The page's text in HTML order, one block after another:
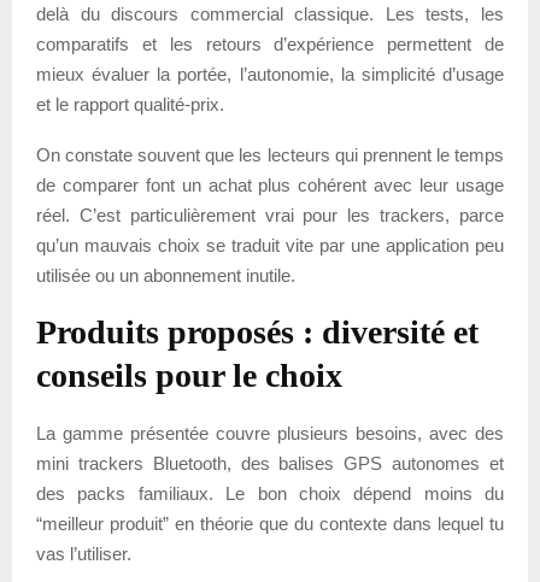
delà du discours commercial classique. Les tests, les
comparatifs et les retours d’expérience permettent de
mieux évaluer la portée, l’autonomie, la simplicité d’usage
et le rapport qualité-prix.
On constate souvent que les lecteurs qui prennent le temps
de comparer font un achat plus cohérent avec leur usage
réel. C’est particulièrement vrai pour les trackers, parce
qu’un mauvais choix se traduit vite par une application peu
utilisée ou un abonnement inutile.
Produits proposés : diversité et
conseils pour le choix
La gamme présentée couvre plusieurs besoins, avec des
mini trackers Bluetooth, des balises GPS autonomes et
des packs familiaux. Le bon choix dépend moins du
“meilleur produit” en théorie que du contexte dans lequel tu
vas l’utiliser.